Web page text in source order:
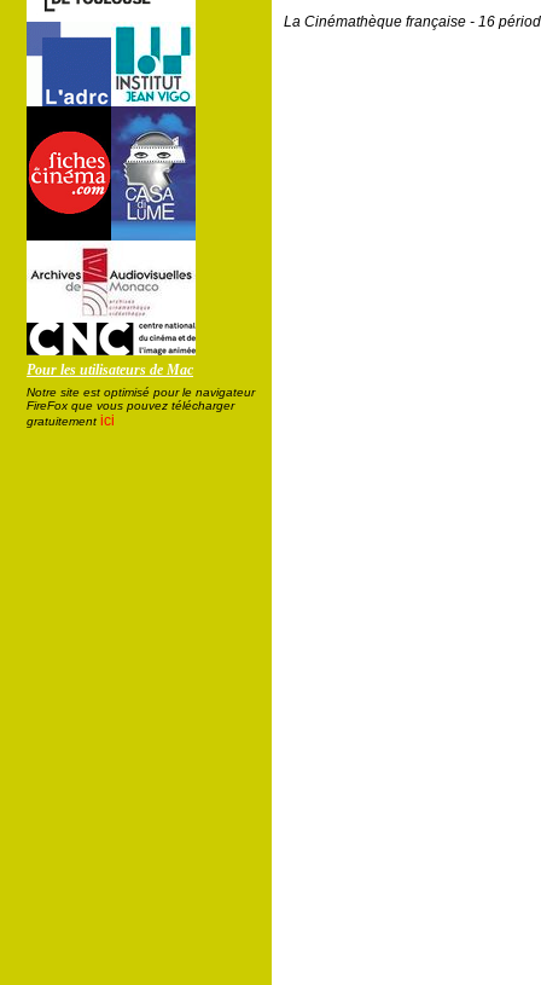
Pour les utilisateurs de Mac
Notre site est optimisé pour le navigateur
FireFox que vous pouvez télécharger
gratuitement ici
La Cinémathèque française - 16